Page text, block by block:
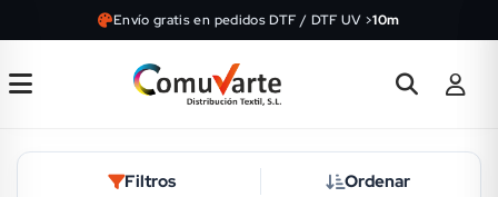
Envío gratis en pedidos DTF / DTF UV >10m
Filtros Ordenar